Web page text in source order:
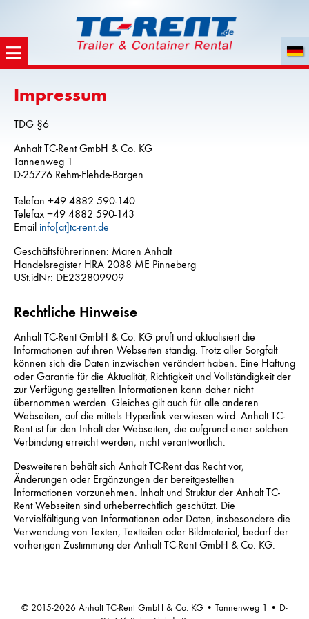
Impressum
TDG §6
Anhalt TC-Rent GmbH & Co. KG
Tannenweg 1
D-25776 Rehm-Flehde-Bargen
Telefon +49 4882 590-140
Telefax +49 4882 590-143
Email info[at]tc-rent.de
Geschäftsführerinnen: Maren Anhalt
Handelsregister HRA 2088 ME Pinneberg
USt.idNr: DE232809909
Rechtliche Hinweise
Anhalt TC-Rent GmbH & Co. KG prüft und aktualisiert die
Informationen auf ihren Webseiten ständig. Trotz aller Sorgfalt
können sich die Daten inzwischen verändert haben. Eine Haftung
oder Garantie für die Aktualität, Richtigkeit und Vollständigkeit der
zur Verfügung gestellten Informationen kann daher nicht
übernommen werden. Gleiches gilt auch für alle anderen
Webseiten, auf die mittels Hyperlink verwiesen wird. Anhalt TC-
Rent ist für den Inhalt der Webseiten, die aufgrund einer solchen
Verbindung erreicht werden, nicht verantwortlich.
Desweiteren behält sich Anhalt TC-Rent das Recht vor,
Änderungen oder Ergänzungen der bereitgestellten
Informationen vorzunehmen. Inhalt und Struktur der Anhalt TC-
Rent Webseiten sind urheberrechtlich geschützt. Die
Vervielfältigung von Informationen oder Daten, insbesondere die
Verwendung von Texten, Textteilen oder Bildmaterial, bedarf der
vorherigen Zustimmung der Anhalt TC-Rent GmbH & Co. KG.
© 2015-2026 Anhalt TC-Rent GmbH & Co. KG • Tannenweg 1 • D-